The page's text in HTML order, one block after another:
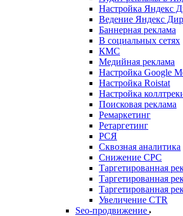
Настройка Яндекс
Ведение Яндекс
Баннерная реклама
В социальных сетях
КМС
Медийная реклама
Настройка Google
Настройка Roistat
Настройка
Поисковая реклама
Ремаркетинг
Ретаргетинг
РСЯ
Сквозная аналитика
Снижение CPC
Таргетированная
Таргетированная
Таргетированная
Увеличение CTR
Seo-продвижение